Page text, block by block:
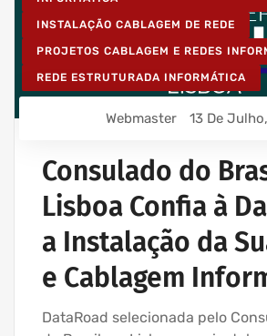
INSTALAÇÃO CABLAGEM DE REDE
PROJETOS CABLAGEM E REDES
REDE ESTRUTURADA INFORMÁTICA
Webmaster 13 De
Consulado do
Lisboa Confia à
a Instalação da
e Cablagem
DataRoad selecionada pelo